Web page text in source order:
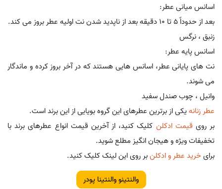
اسانس میانی عطر:
بعد از حدوداً 5 تا 10 دقیقه بعد از ناپدید شدن نت اولیه عطر بروز می کند.
زنبق ، نرگس
اسانس پایه عطر:
نت های پایانی عطر، اسانس هایی هستند که در آخر بروز کرده و ماندگار
می شوند.
وانیل ، چوب صندل سفید
عطر زنانهیکی از برترین عطرهای این گروه بویایی از این برند است.
بر روی قیمت ادکلن کلیک کنید، از آخرین قیمت انواع عطرهای برند با
تخفیفات ویژه و هیجان انگیز مطلع شوید.
برایخرید عطر و ادکلنبر روی این لینک کلیک کنید.
والنتینو والنتینا پودر